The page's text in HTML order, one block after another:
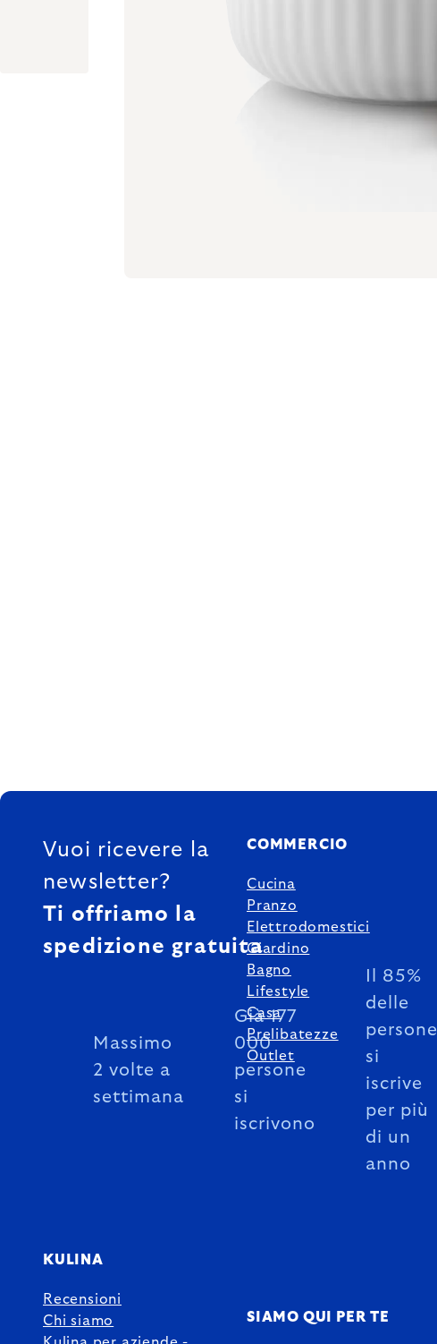
FOOTER
Vuoi ricevere la
newsletter?
Ti offriamo la
spedizione gratuita
Massimo
2 volte a
settimana
Già 177
000
persone
si
iscrivono
Il 85%
delle
persone
si
iscrive
per più
di un
anno
COMMERCIO
Cucina
Pranzo
Elettrodomestici
Giardino
Bagno
Lifestyle
Casa
Prelibatezze
Outlet
KULINA
Recensioni
Chi siamo
SIAMO QUI PER TE